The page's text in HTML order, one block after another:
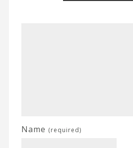
Name (required)